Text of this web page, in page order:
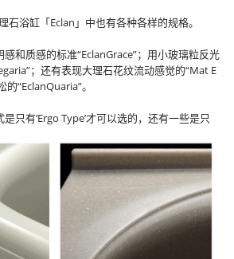
石浴缸「Eclan」中也有各种各样的规格。
和质感的标准“EclanGrace”；用小玻璃粒反光
；还有表现大理石花纹流动感觉的“Mat E
“EclanQuaria”。
只有‘Ergo Type’才可以选的，还有一些是只